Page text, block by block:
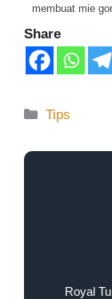
membuat mie
Share
Tips
Royal